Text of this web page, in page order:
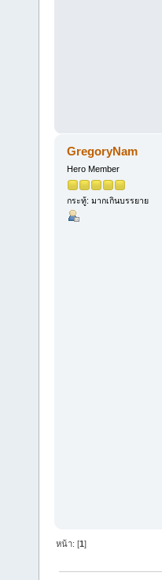
GregoryNam
Hero Member
กระทู้: มากเกินบรรยาย
หน้า: [1]